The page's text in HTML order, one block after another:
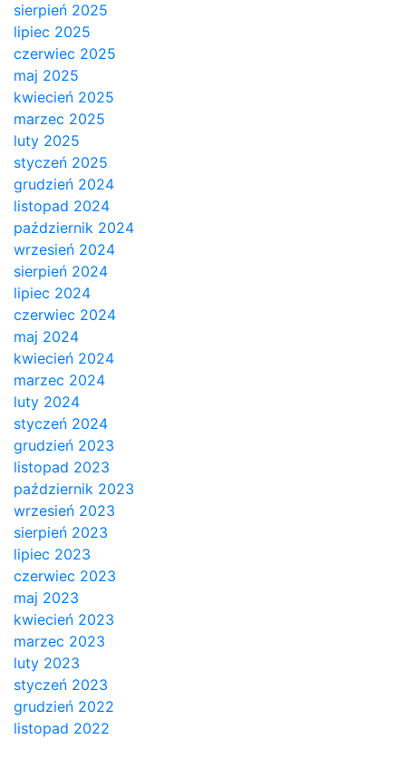
sierpień 2025
lipiec 2025
czerwiec 2025
maj 2025
kwiecień 2025
marzec 2025
luty 2025
styczeń 2025
grudzień 2024
listopad 2024
październik 2024
wrzesień 2024
sierpień 2024
lipiec 2024
czerwiec 2024
maj 2024
kwiecień 2024
marzec 2024
luty 2024
styczeń 2024
grudzień 2023
listopad 2023
październik 2023
wrzesień 2023
sierpień 2023
lipiec 2023
czerwiec 2023
maj 2023
kwiecień 2023
marzec 2023
luty 2023
styczeń 2023
grudzień 2022
listopad 2022